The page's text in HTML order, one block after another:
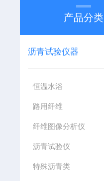
产品分类
沥青试验仪器
恒温水浴
路用纤维
纤维图像分析仪
沥青试验仪
特殊沥青类